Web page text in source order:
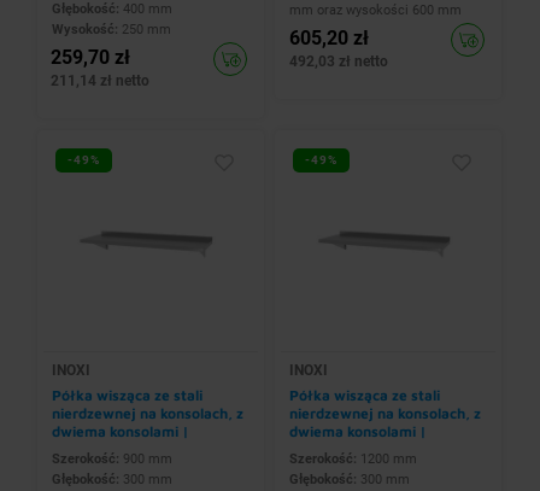
Głębokość: 400 mm
Wysokość: 250 mm
259,70 zł
211,14 zł netto
mm oraz wysokości 600 mm
605,20 zł
492,03 zł netto
-49%
INOXI
Półka wisząca ze stali
nierdzewnej na konsolach, z
dwiema konsolami |
900x300x(h)250 mm
Szerokość: 900 mm
Głębokość: 300 mm
-49%
INOXI
Półka wisząca ze stali
nierdzewnej na konsolach, z
dwiema konsolami |
1200x300x(h)250 mm
Szerokość: 1200 mm
Głębokość: 300 mm